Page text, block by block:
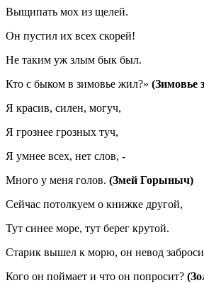
Выщипать мох из щелей.
Он пустил их всех скорей!
Не таким уж злым бык был.
Кто с быком в зимовье жил?» (Зимовье
Я красив, силен, могуч,
Я грознее грозных туч,
Я умнее всех, нет слов, -
Много у меня голов. (Змей Горыныч)
Сейчас потолкуем о книжке другой,
Тут синее море, тут берег крутой.
Старик вышел к морю, он невод
Кого он поймает и что он попросит?